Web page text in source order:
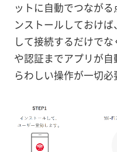
ットに自動でつなが
ンストールしておけ
して接続するだけで
や認証までアプリが
らわしい操作が一切必